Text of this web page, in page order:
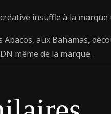
insuffle à la
aux Bahamas,
même de la marque.